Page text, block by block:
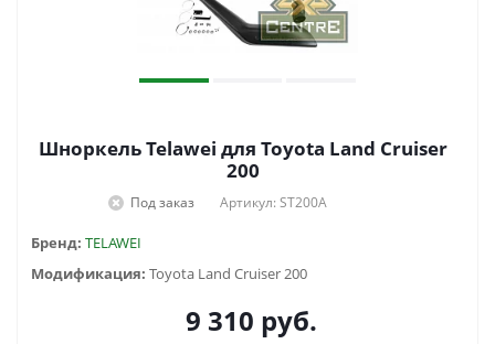
Шноркель Telawei для Toyota Land Cruiser
200
Под заказ Артикул: ST200A
Бренд: TELAWEI
Модификация: Toyota Land Cruiser 200
9 310 руб.